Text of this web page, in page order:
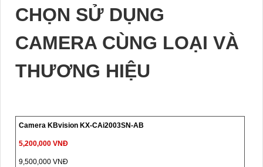
CHỌN SỬ DỤNG
CAMERA CÙNG LOẠI VÀ
THƯƠNG HIỆU
Camera KBvision KX-CAi2003SN-AB
5,200,000 VNĐ
9,500,000 VNĐ